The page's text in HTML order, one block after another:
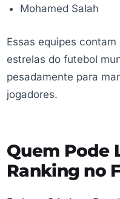
Mohamed Salah
Essas equipes
estrelas do futebol
pesadamente para
jogadores.
Quem Pode
Ranking no